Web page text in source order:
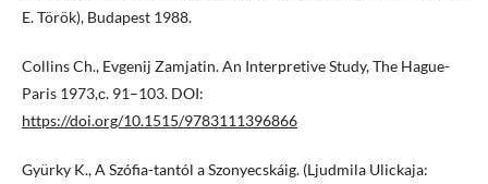
E. Török), Budapest 1988.
Collins Ch., Evgenij Zamjatin. An Interpretive Study, The Hague-
Paris 1973,с. 91–103. DOI:
https://doi.org/10.1515/9783111396866
Gyürky K., A Szófia-tantól a Szonyecskáig. (Ljudmila Ulickaja: